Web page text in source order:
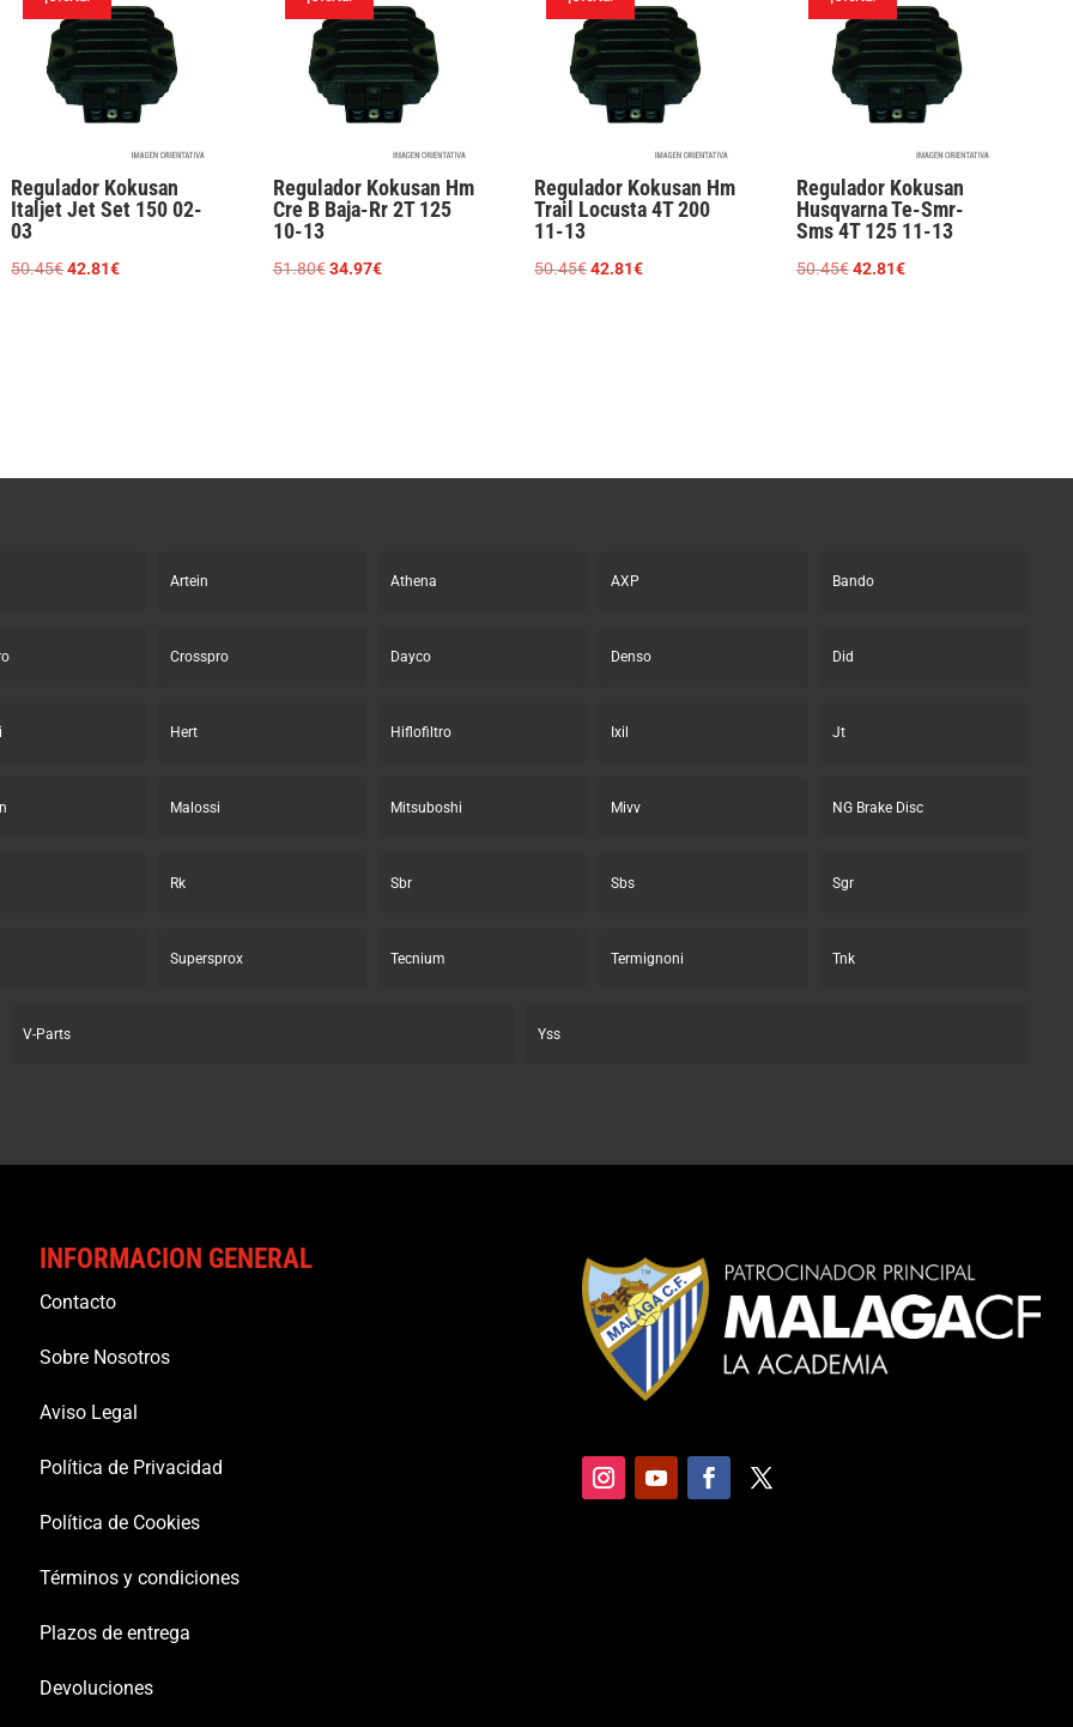
Regulador Kokusan
Italjet Jet Set 150 02-
03
50.45€El
42.81€El
Regulador Kokusan Hm
Cre B Baja-Rr 2T 125
10-13
51.80€ El
34.97€El
Regulador Kokusan Hm
Trail Locusta 4T 200
11-13
50.45€El
42.81€El
Regulador Kokusan
Husqvarna Te-Smr-
Sms 4T 125 11-13
50.45€ El
42.81€El
Artein Athena AXP Bando
Crosspro Dayco Denso Did
Hert Hiflofiltro Ixil Jt
Malossi Mitsuboshi Mivv NG Brake Disc
Rk Sbr Sbs Sgr
Supersprox Tecnium Termignoni Tnk
V-Parts Yss
INFORMACION GENERAL
Contacto
Sobre Nosotros
Aviso Legal
Política de Privacidad
Política de Cookies
Términos y condiciones
Plazos de entrega
Devoluciones